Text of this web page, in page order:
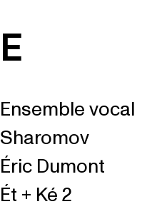
E
Ensemble vocal
Sharomov
Éric Dumont
Ét + Ké 2